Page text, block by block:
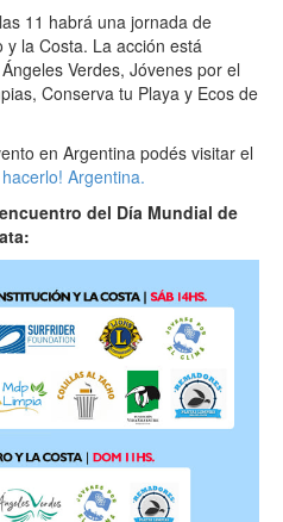
11 habrá una jornada de
la Costa. La acción está
Verdes, Jóvenes por el
Conserva tu Playa y Ecos de
en Argentina podés visitar el
hacerlo! Argentina.
del Día Mundial de